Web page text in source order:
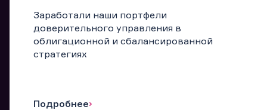
Заработали наши портфели
доверительного управления в
облигационной и сбалансированной
стратегиях
Подробнее